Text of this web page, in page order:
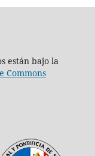
están bajo la
Commons